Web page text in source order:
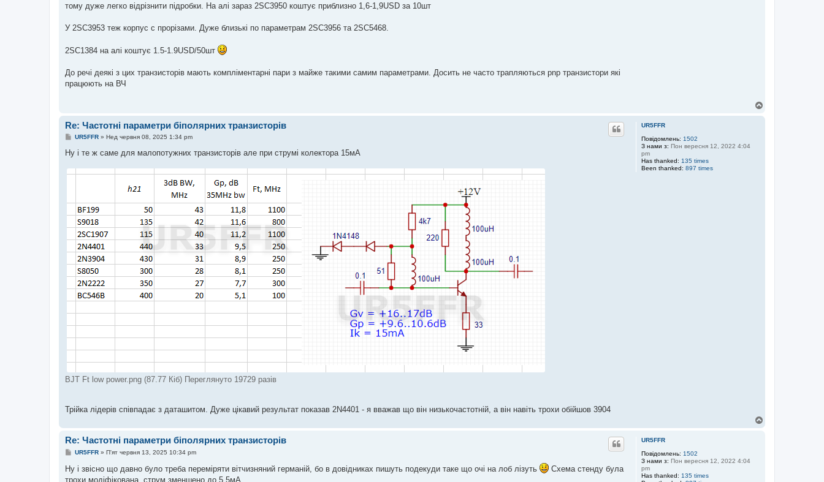
л
н
тому дуже легко відрізнити підробки. На алі зараз 2SC3950 коштує приблизно 1,6-1,9USD за 10шт
У 2SC3953 теж корпус с прорізами. Дуже близькі по параметрам 2SC3956 та 2SC5468.
2SC1384 на алі коштує 1.5-1.9USD/50шт
До речі деякі з цих транзисторів мають компліментарні пари з майже такими самим параметрами. Досить не часто трапляються pnp транзистори які
працюють на ВЧ
UR5FFR
Повідомлень: 1502
З нами з: Пон вересня 12, 2022 4:04
pm
Has thanked: 135 times
Been thanked: 897 times
Re: Частотні параметри біполярних транзисторів
П
в
і
о
н
я
UR5FFR» Нед червня 08, 2025 1:34 pm
Ну і те ж саме для малопотужних транзисторів але при струмі колектора 15мА
BJT Ft low power.png (87.77 Кіб) Переглянуто 19729 разів
Трійка лідерів співпадає з даташитом. Дуже цікавий результат показав 2N4401 - я вважав що він низькочастотній, а він навіть трохи обійшов 3904
UR5FFR
Повідомлень: 1502
З нами з: Пон вересня 12, 2022 4:04
pm
Has thanked: 135 times
Re: Частотні параметри біполярних транзисторів
П
в
і
UR5FFR» П'ят червня 13, 2025 10:34 pm
Ну і звісно що давно було треба переміряти вітчизняний германій, бо в довідниках пишуть подекуди таке що очі на лоб лізуть
Схема стенду була
трохи модіфікована, струм зменшено до 5,5мА.